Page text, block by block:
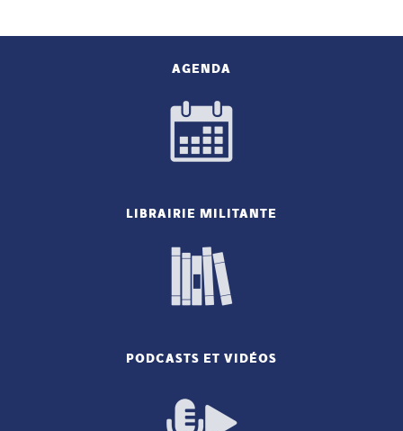
AGENDA
LIBRAIRIE MILITANTE
PODCASTS ET VIDÉOS